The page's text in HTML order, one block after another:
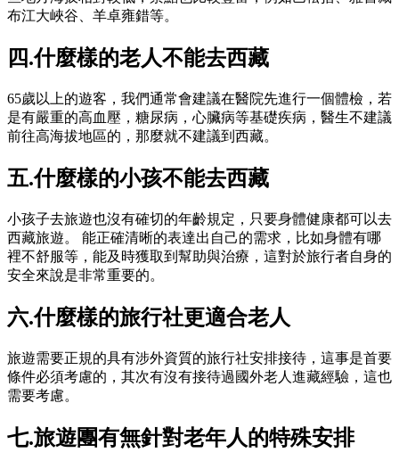
布江大峽谷、羊卓雍錯等。
四.什麼樣的老人不能去西藏
65歲以上的遊客，我們通常會建議在醫院先進行一個體檢，若
是有嚴重的高血壓，糖尿病，心臟病等基礎疾病，醫生不建議
前往高海拔地區的，那麼就不建議到西藏。
五.什麼樣的小孩不能去西藏
小孩子去旅遊也沒有確切的年齡規定，只要身體健康都可以去
西藏旅遊。 能正確清晰的表達出自己的需求，比如身體有哪
裡不舒服等，能及時獲取到幫助與治療，這對於旅行者自身的
安全來說是非常重要的。
六.什麼樣的旅行社更適合老人
旅遊需要正規的具有涉外資質的旅行社安排接待，這事是首要
條件必須考慮的，其次有沒有接待過國外老人進藏經驗，這也
需要考慮。
七.旅遊團有無針對老年人的特殊安排